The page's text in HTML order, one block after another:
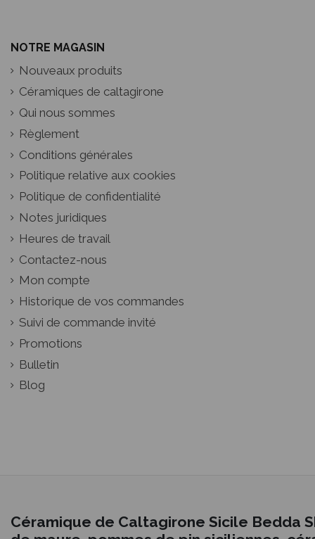
NOTRE MAGASIN
Nouveaux produits
Céramiques de caltagirone
Qui nous sommes
Règlement
Conditions générales
Politique relative aux cookies
Politique de confidentialité
Notes juridiques
Heures de travail
Contactez-nous
Mon compte
Historique de vos commandes
Suivi de commande invité
Promotions
Bulletin
Blog
Céramique de Caltagirone Sicile Bedda